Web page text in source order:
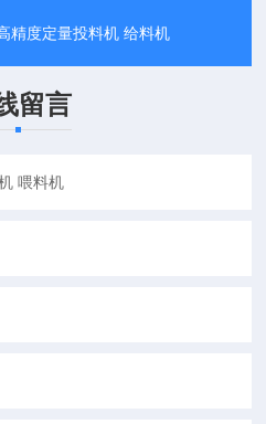
精度定量投料机 给料机
留言